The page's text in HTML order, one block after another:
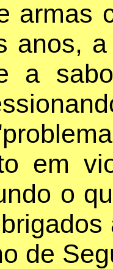
armas
anos,
a
em
o
de